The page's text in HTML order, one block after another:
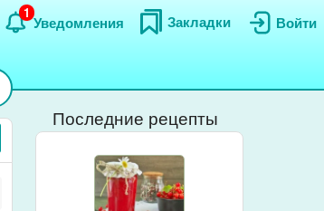
Войти
Закладки
Уведомления
1
Последние рецепты